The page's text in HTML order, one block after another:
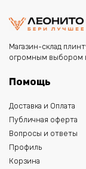
Магазин-склад
огромным выбором
Помощь
Доставка и Оплата
Публичная оферта
Вопросы и ответы
Профиль
Корзина